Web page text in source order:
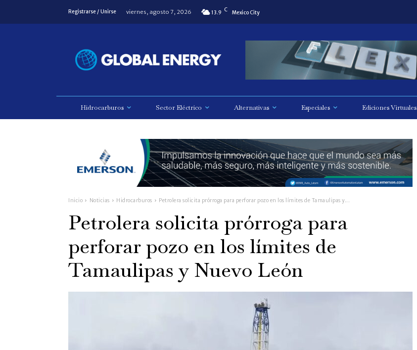
Registrarse / Unirse viernes, agosto 7, 2026 13.9 C Mexico City
Hidrocarburos Sector Eléctrico Alternativas Especiales Ediciones Virtuales
Inicio Noticias Hidrocarburos Petrolera solicita prórroga para perforar pozo en los límites de Tamaulipas y...
Petrolera solicita prórroga para
perforar pozo en los límites de
Tamaulipas y Nuevo León